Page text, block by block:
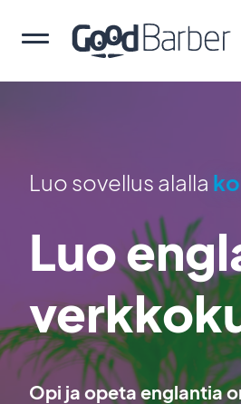
Luo sovellus alalla
Luo
Opi ja opeta englantia